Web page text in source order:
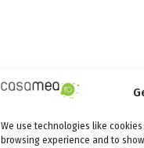
We use technologies like
browsing experience and to